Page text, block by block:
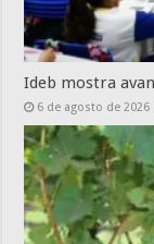
Ideb mostra
6 de agosto de 2026